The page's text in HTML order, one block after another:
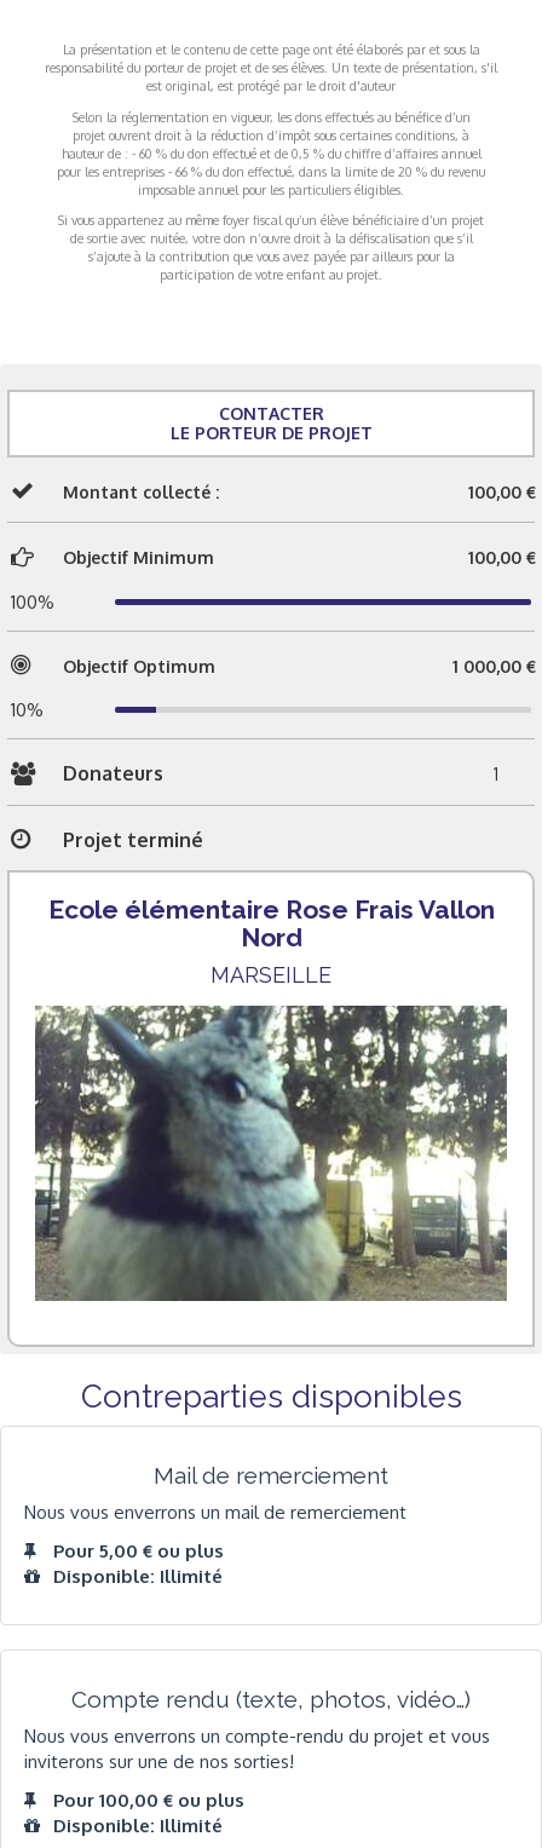
La présentation et le contenu de cette page ont été élaborés par et sous la
responsabilité du porteur de projet et de ses élèves. Un texte de présentation, s'il
est original, est protégé par le droit d'auteur
Selon la réglementation en vigueur, les dons effectués au bénéfice d’un
projet ouvrent droit à la réduction d’impôt sous certaines conditions, à
hauteur de : - 60 % du don effectué et de 0,5 % du chiffre d’affaires annuel
pour les entreprises - 66 % du don effectué, dans la limite de 20 % du revenu
imposable annuel pour les particuliers éligibles.
Si vous appartenez au même foyer fiscal qu’un élève bénéficiaire d’un projet
de sortie avec nuitée, votre don n’ouvre droit à la défiscalisation que s’il
s’ajoute à la contribution que vous avez payée par ailleurs pour la
participation de votre enfant au projet.
CONTACTER
LE PORTEUR DE PROJET
Montant collecté : 100,00 €
Objectif Minimum 100,00 €
100%
Objectif Optimum 1 000,00 €
10%
Donateurs 1
Projet terminé
Ecole élémentaire Rose Frais Vallon
Nord
MARSEILLE
Contreparties disponibles
Mail de remerciement
Nous vous enverrons un mail de remerciement
Pour 5,00 € ou plus
Disponible: Illimité
Compte rendu (texte, photos, vidéo…)
Nous vous enverrons un compte-rendu du projet et vous
inviterons sur une de nos sorties!
Pour 100,00 € ou plus
Disponible: Illimité